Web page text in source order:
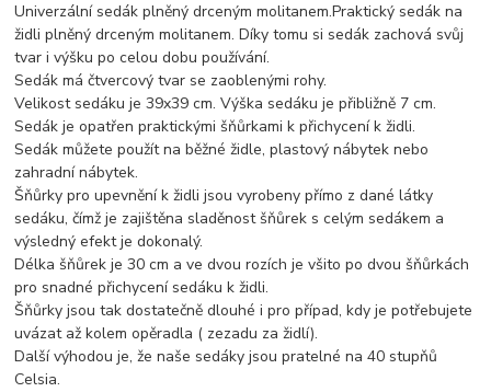
Univerzální sedák plněný drceným molitanem.Praktický sedák na
židli plněný drceným molitanem. Díky tomu si sedák zachová svůj
tvar i výšku po celou dobu používání.
Sedák má čtvercový tvar se zaoblenými rohy.
Velikost sedáku je 39x39 cm. Výška sedáku je přibližně 7 cm.
Sedák je opatřen praktickými šňůrkami k přichycení k židli.
Sedák můžete použít na běžné židle, plastový nábytek nebo
zahradní nábytek.
Šňůrky pro upevnění k židli jsou vyrobeny přímo z dané látky
sedáku, čímž je zajištěna sladěnost šňůrek s celým sedákem a
výsledný efekt je dokonalý.
Délka šňůrek je 30 cm a ve dvou rozích je všito po dvou šňůrkách
pro snadné přichycení sedáku k židli.
Šňůrky jsou tak dostatečně dlouhé i pro případ, kdy je potřebujete
uvázat až kolem opěradla ( zezadu za židlí).
Další výhodou je, že naše sedáky jsou pratelné na 40 stupňů
Celsia.